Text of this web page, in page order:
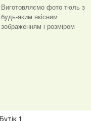
Виготовляємо фото тюль з
будь-яким якісним
зображенням і розміром
1